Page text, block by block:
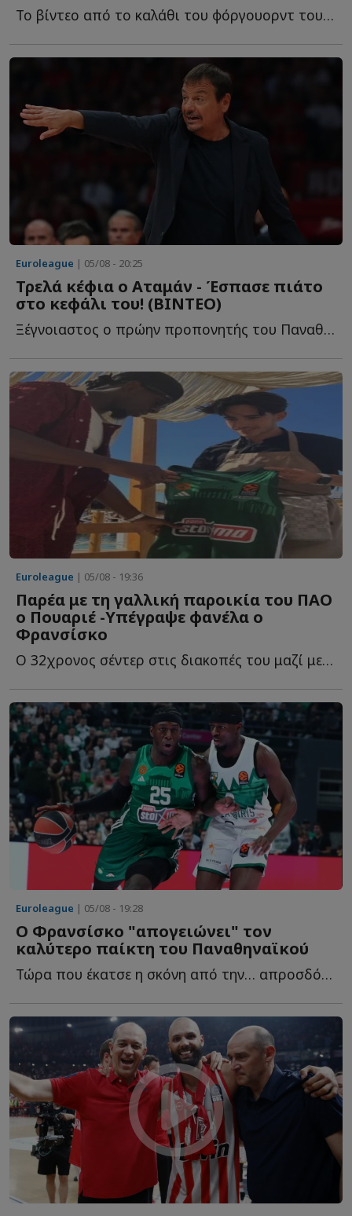
To βίντεο από το καλάθι του φόργουορντ του Παναθηναϊκού, π...
Euroleague | 05/08 - 20:25
Τρελά κέφια ο Αταμάν - Έσπασε πιάτο
στο κεφάλι του! (ΒΙΝΤΕΟ)
Ξέγνοιαστος ο πρώην προπονητής του Παναθηναϊκού σ...
Euroleague | 05/08 - 19:36
Παρέα με τη γαλλική παροικία του ΠΑΟ
ο Πουαριέ -Υπέγραψε φανέλα ο
Φρανσίσκo
Ο 32χρονος σέντερ στις διακοπές του μαζί με τους συμπατριώτες τ...
Euroleague | 05/08 - 19:28
Ο Φρανσίσκο "απογειώνει" τον
καλύτερο παίκτη του Παναθηναϊκού
Τώρα που έκατσε η σκόνη από την… απροσδόκητη προσθήκη τ...